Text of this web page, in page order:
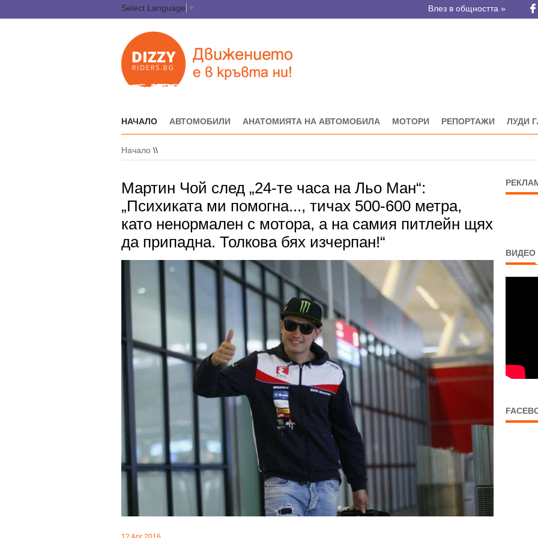
Select Language ▼ Влез в общността »
НАЧАЛО АВТОМОБИЛИ АНАТОМИЯТА НА АВТОМОБИЛА МОТОРИ РЕПОРТАЖИ ЛУДИ
Начало \\
Мартин Чой след „24-те часа на Льо Ман“:
„Психиката ми помогна..., тичах 500-600 метра,
като ненормален с мотора, а на самия питлейн щях
да припадна. Толкова бях изчерпан!“
ВИДЕО